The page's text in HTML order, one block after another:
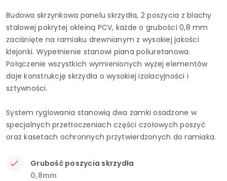
Budowa skrzynkowa panelu skrzydła, 2 poszycia z blachy
stalowej pokrytej okleiną PCV, każde o grubości 0,8 mm
zaciśnięte na ramiaku drewnianym z wysokiej jakości
klejonki. Wypełnienie stanowi piana poliuretanowa.
Połączenie wszystkich wymienionych wyżej elementów
daje konstrukcję skrzydła o wysokiej izolacyjności i
sztywności.
System ryglowania stanowią dwa zamki osadzone w
specjalnych przetłoczeniach części czołowych poszyć
oraz kasetach ochronnych przytwierdzonych do ramiaka.
Grubość poszycia skrzydła
0,8mm